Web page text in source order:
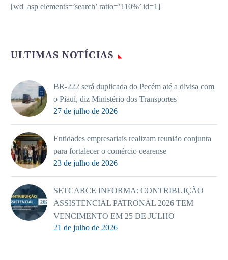
[wd_asp elements=’search’ ratio=’110%’ id=1]
ULTIMAS NOTÍCIAS
BR-222 será duplicada do Pecém até a divisa com
o Piauí, diz Ministério dos Transportes
27 de julho de 2026
Entidades empresariais realizam reunião conjunta
para fortalecer o comércio cearense
23 de julho de 2026
SETCARCE INFORMA: CONTRIBUIÇÃO
ASSISTENCIAL PATRONAL 2026 TEM
VENCIMENTO EM 25 DE JULHO
21 de julho de 2026